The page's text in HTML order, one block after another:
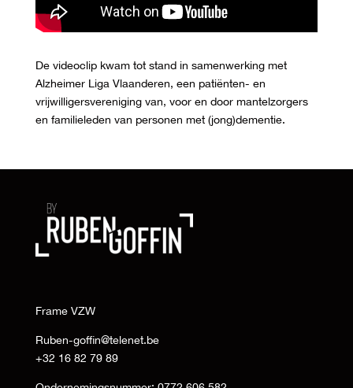
De videoclip kwam tot stand in samenwerking met
Alzheimer Liga Vlaanderen, een patiënten- en
vrijwilligersvereniging van, voor en door mantelzorgers
en familieleden van personen met (jong)dementie.
Frame VZW
Ruben-goffin@telenet.be
+32 16 82 79 89